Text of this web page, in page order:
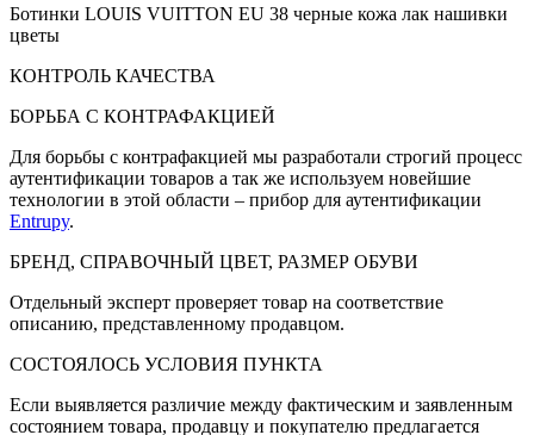
Ботинки LOUIS VUITTON EU 38 черные кожа лак нашивки
цветы
КОНТРОЛЬ КАЧЕСТВА
БОРЬБА С КОНТРАФАКЦИЕЙ
Для борьбы с контрафакцией мы разработали строгий процесс
аутентификации товаров а так же используем новейшие
технологии в этой области – прибор для аутентификации
Entrupy.
БРЕНД, СПРАВОЧНЫЙ ЦВЕТ, РАЗМЕР ОБУВИ
Отдельный эксперт проверяет товар на соответствие
описанию, представленному продавцом.
СОСТОЯЛОСЬ УСЛОВИЯ ПУНКТА
Если выявляется различие между фактическим и заявленным
состоянием товара, продавцу и покупателю предлагается